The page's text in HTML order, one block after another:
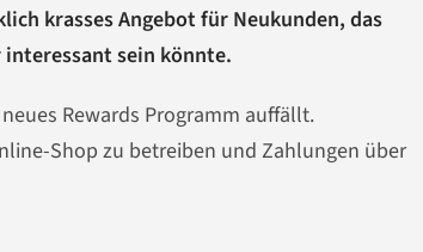
krasses Angebot für Neukunden, das
sein könnte.
Rewards Programm auffällt.
Shop zu betreiben und Zahlungen über